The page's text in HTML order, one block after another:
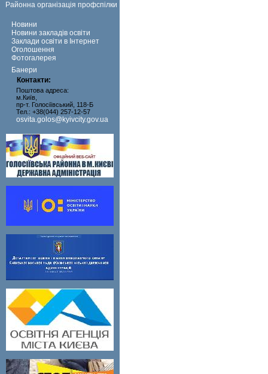
Районна організація профспілки
Новини
Новини закладів освіти
Заклади освіти в Інтернет
Оголошення
Фотогалерея
Банери
Контакти:
Поштова адреса:
м.Київ,
пр-т. Голосіївський, 118-Б
Тел.: +38(044) 257-12-57
osvita.golos@kyivcity.gov.ua